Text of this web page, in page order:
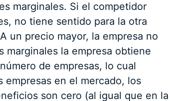
marginales. Si el competidor
no tiene sentido para la otra
un precio mayor, la empresa no
la empresa obtiene
de empresas, lo cual
en el mercado, los
son cero (al igual que en la